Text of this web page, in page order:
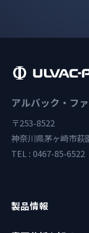
アルバック・フ
〒253-8522
神奈川県茅ヶ崎市萩
TEL : 0467-85-6522
製品情報